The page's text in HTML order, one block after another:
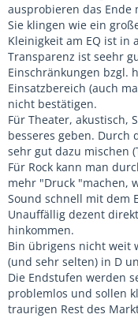
ausprobieren das Ende
Sie klingen wie ein
Kleinigkeit am EQ ist in
Transparenz ist seehr
Einschränkungen bzgl.
Einsatzbereich (auch
nicht bestätigen.
Für Theater, akustisch,
besseres geben. Durch
sehr gut dazu mischen
Für Rock kann man
mehr "Druck "machen,
Sound schnell mit dem
Unauffällig dezent
hinkommen.
Bin übrigens nicht weit
(und sehr selten) in D
Die Endstufen werden
problemlos und sollen
traurigen Rest des